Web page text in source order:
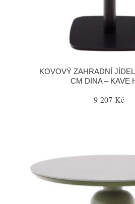
KOVOVÝ ZAHRADNÍ
CM DINA – KAVE
9 207 Kč